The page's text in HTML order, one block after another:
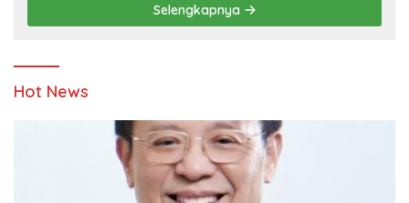
Selengkapnya
Hot News